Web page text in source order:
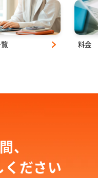
料金
、
ださい